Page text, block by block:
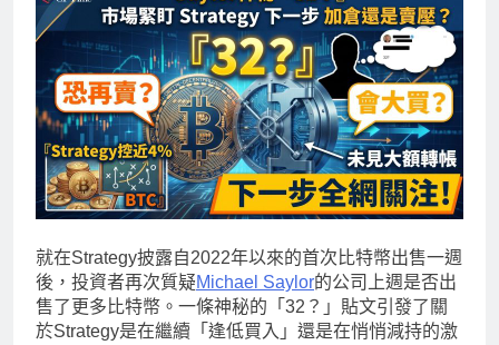
就在Strategy披露自2022年以來的首次比特幣出售一週
後，投資者再次質疑Michael Saylor的公司上週是否出
售了更多比特幣。一條神秘的「32？」貼文引發了關
於Strategy是在繼續「逢低買入」還是在悄悄減持的激